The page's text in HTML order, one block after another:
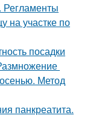
Регламенты
на участке по
посадки
Метод
панкреатита.